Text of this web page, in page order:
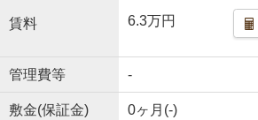
賃料 6.3万円
管理費等 -
敷金(保証金) 0ヶ月(-)